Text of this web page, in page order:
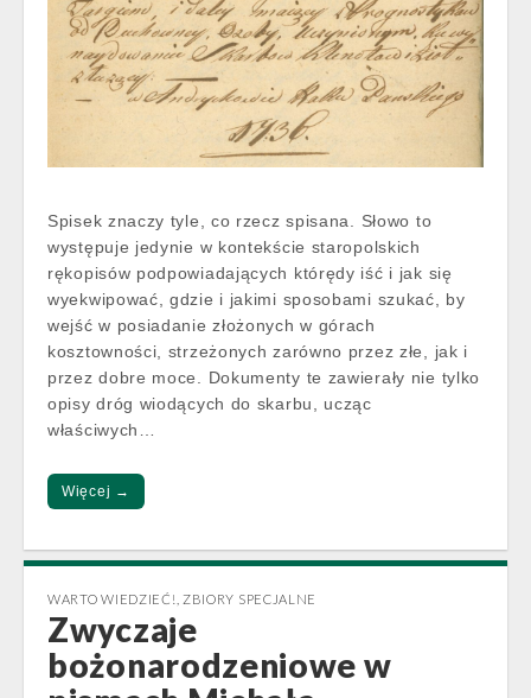
Spisek znaczy tyle, co rzecz spisana. Słowo to
występuje jedynie w kontekście staropolskich
rękopisów podpowiadających którędy iść i jak się
wyekwipować, gdzie i jakimi sposobami szukać, by
wejść w posiadanie złożonych w górach
kosztowności, strzeżonych zarówno przez złe, jak i
przez dobre moce. Dokumenty te zawierały nie tylko
opisy dróg wiodących do skarbu, ucząc
właściwych…
Więcej →
WARTO WIEDZIEĆ! ZBIORY SPECJALNE
Zwyczaje
bożonarodzeniowe w